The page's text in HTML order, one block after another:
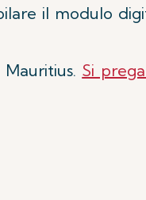
il modulo
Si